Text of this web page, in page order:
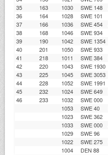
35
163 1030 SWE 148
36
164 1028 SWE 101
37
166 1036 SWE 454
38
168 1046 SWE 934
39
190 1042 SWE 1354
40
201 1050 SWE 933
41
218 1011 SWE 384
42
220 1043 SWE 1930
43
225 1045 SWE 3053
44
228 1052 SWE 1991
45
232 1024 SWE 649
46
233 1032 SWE 000
1053
SWE 40
1023
SWE 362
1033
SWE 000
1029
SWE 96
1022
SWE 275
1004
DEN 88